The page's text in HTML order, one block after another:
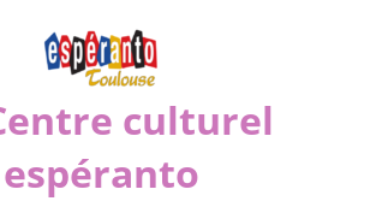
culturel
espéranto